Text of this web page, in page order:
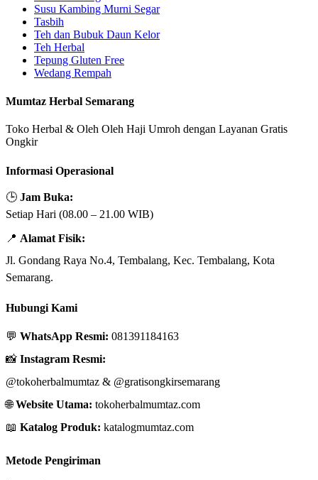
Susu Kambing Murni Segar
Tasbih
Teh dan Bubuk Daun Kelor
Teh Herbal
Tepung Gluten Free
Wedang Rempah
Mumtaz Herbal Semarang
Toko Herbal & Oleh Oleh Haji Umroh dengan Layanan Gratis
Ongkir
Informasi Operasional
🕒 Jam Buka:
Setiap Hari (08.00 – 21.00 WIB)
📍 Alamat Fisik:
Jl. Gondang Raya No.4, Tembalang, Kec. Tembalang, Kota
Semarang.
Hubungi Kami
💬 WhatsApp Resmi: 081391184163
📸 Instagram Resmi:
@tokoherbalmumtaz & @gratisongkirsemarang
🌐Website Utama: tokoherbalmumtaz.com
📖 Katalog Produk: katalogmumtaz.com
Metode Pengiriman